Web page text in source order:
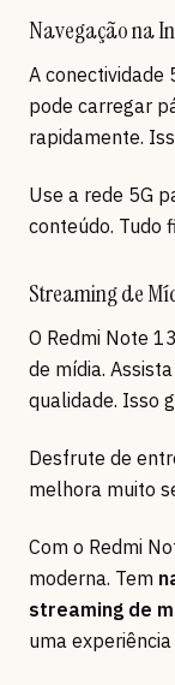
Navegação na
A conectividade
pode carregar
rapidamente.
Use a rede 5G
conteúdo. Tudo
Streaming de
O Redmi Note
de mídia.
qualidade. Isso
Desfrute de
melhora muito
Com o Redmi
moderna. Tem
streaming de
uma